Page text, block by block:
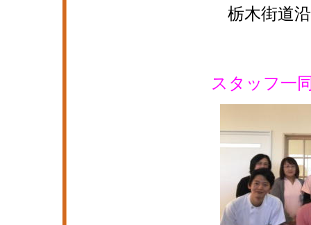
栃木街道沿い 子
スタッフ一